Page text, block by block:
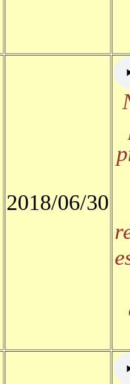
2018/06/30